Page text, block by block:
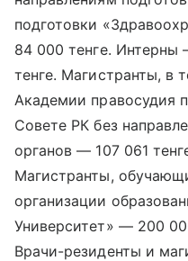
подготовки
84 000 тенге.
тенге. Магистранты, в
Академии правосудия
Совете РК без
органов — 107 061
Магистранты,
организации
Университет» — 200
Врачи-резиденты и